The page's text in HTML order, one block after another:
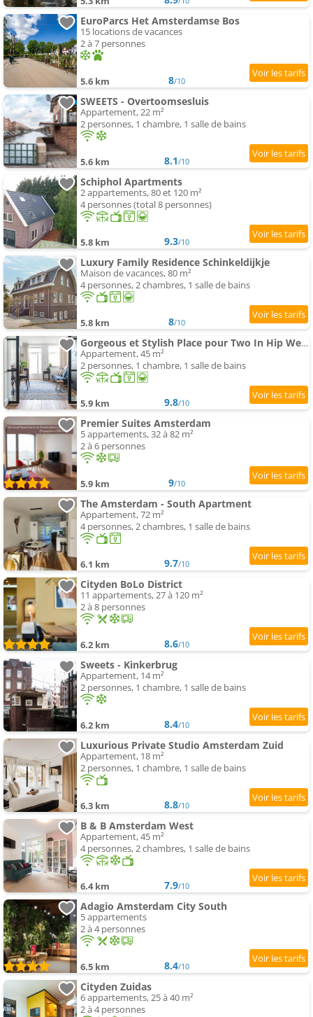
EuroParcs Het Amsterdamse Bos
15 locations de vacances
2 à 7 personnes
5.6 km 8/10
SWEETS - Overtoomsesluis
Appartement, 22 m²
2 personnes, 1 chambre, 1 salle de bains
5.6 km 8.1/10
Schiphol Apartments
2 appartements, 80 et 120 m²
4 personnes (total 8 personnes)
5.8 km 9.3/10
Luxury Family Residence Schinkeldijkje
Maison de vacances, 80 m²
4 personnes, 2 chambres, 1 salle de bains
5.8 km 8/10
Gorgeous et Stylish Place pour Two In Hip West!
Appartement, 45 m²
2 personnes, 1 chambre, 1 salle de bains
5.9 km 9.8/10
Premier Suites Amsterdam
5 appartements, 32 à 82 m²
2 à 6 personnes
5.9 km 9/10
The Amsterdam - South Apartment
Appartement, 72 m²
4 personnes, 2 chambres, 1 salle de bains
6.1 km 9.7/10
Cityden BoLo District
11 appartements, 27 à 120 m²
2 à 8 personnes
6.2 km 8.6/10
Sweets - Kinkerbrug
Appartement, 14 m²
2 personnes, 1 chambre, 1 salle de bains
6.2 km 8.4/10
Luxurious Private Studio Amsterdam Zuid
Appartement, 18 m²
2 personnes, 1 chambre, 1 salle de bains
6.3 km 8.8/10
B & B Amsterdam West
Appartement, 45 m²
4 personnes, 2 chambres, 1 salle de bains
6.4 km 7.9/10
Adagio Amsterdam City South
5 appartements
2 à 4 personnes
6.5 km 8.4/10
Cityden Zuidas
6 appartements, 25 à 40 m²
2 à 4 personnes